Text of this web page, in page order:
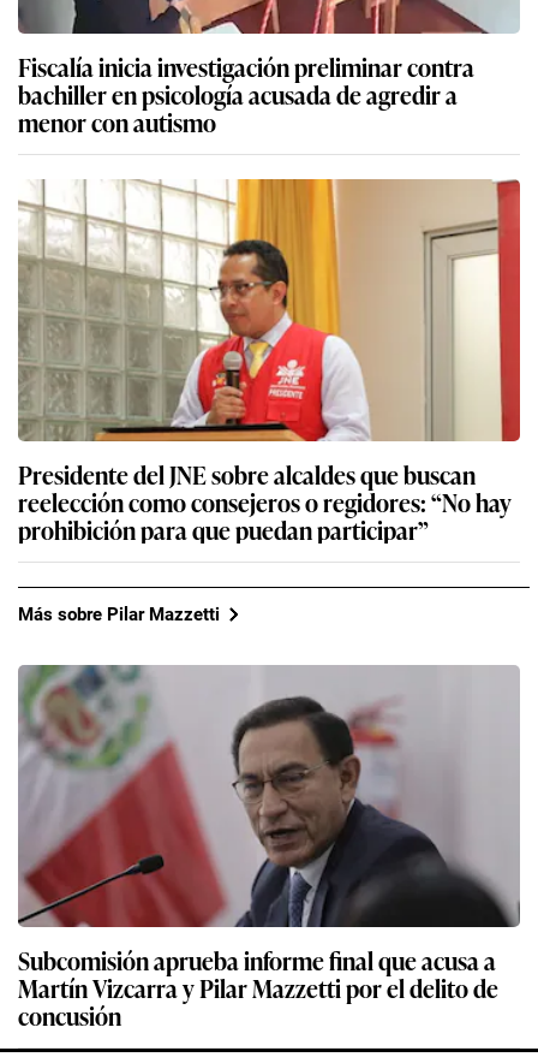
Fiscalía inicia investigación preliminar contra
bachiller en psicología acusada de agredir a
menor con autismo
Presidente del JNE sobre alcaldes que buscan
reelección como consejeros o regidores: “No hay
prohibición para que puedan participar”
Más sobre Pilar Mazzetti
Subcomisión aprueba informe final que acusa a
Martín Vizcarra y Pilar Mazzetti por el delito de
concusión